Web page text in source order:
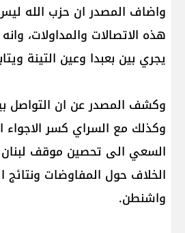
واضاف المصدر ان حزب الله
هذه الاتصالات والمداولات،
يجري بين بعبدا وعين التينة
وكشف المصدر عن ان التواصل
وكذلك مع السراي كسر الاجواء
السعي الى تحصين موقف
الخلاف حول المفاوضات ونتائج
واشنطن.